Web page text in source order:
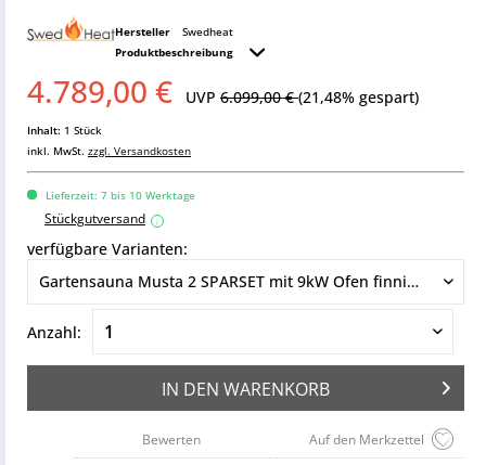
Hersteller
Swedheat
Produktbeschreibung
4.789,00 € UVP 6.099,00 €(21,48% gespart)
Inhalt: 1 Stück
inkl. MwSt. zzgl. Versandkosten
Lieferzeit: 7 bis 10 Werktage
Stückgutversand i
verfügbare Varianten:
Anzahl:
IN DEN WARENKORB
Auf den Merkzettel
Bewerten